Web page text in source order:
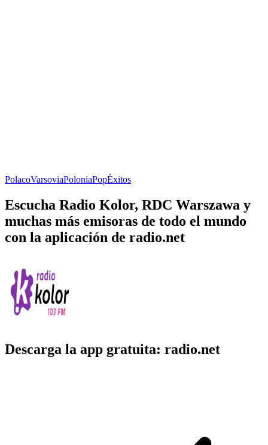
PolacoVarsoviaPoloniaPopÉxitos
Escucha Radio Kolor, RDC Warszawa y
muchas más emisoras de todo el mundo
con la aplicación de radio.net
Descarga la app gratuita: radio.net